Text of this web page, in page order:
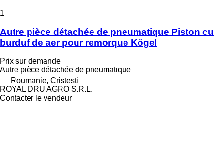
1
Autre pièce détachée de pneumatique Piston cu
burduf de aer pour remorque Kögel
Prix sur demande
Autre pièce détachée de pneumatique
Roumanie, Cristesti
ROYAL DRU AGRO S.R.L.
Contacter le vendeur